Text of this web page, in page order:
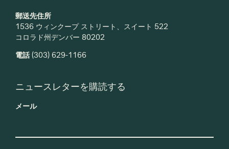
郵送先住所
1536 ウィンクープ ストリート、スイート 522
コロラド州デンバー 80202
電話(303) 629-1166
ニュースレターを購読する
メール